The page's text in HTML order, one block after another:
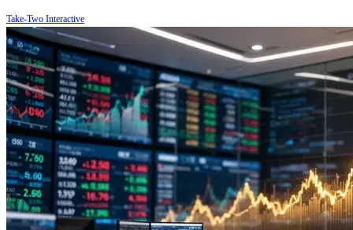
Take-Two Interactive